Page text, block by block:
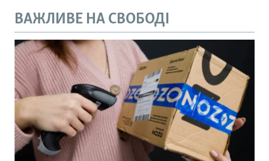
ВАЖЛИВЕ НА СВОБОДІ